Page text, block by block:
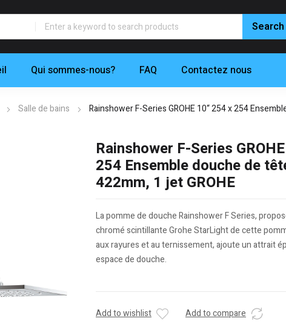
Qui sommes-nous? FAQ Contactez nous
Salle de bains Rainshower F-Series GROHE 10“ 254 x 254
Rainshower F-Series
254 Ensemble douche de
422mm, 1 jet GROHE
La pomme de douche Rainshower F Series,
chromé scintillante Grohe StarLight de cette
aux rayures et au ternissement, ajoute un attrait
espace de douche.
Add to wishlist Add to compare